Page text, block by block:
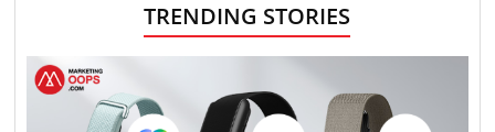
TRENDING STORIES